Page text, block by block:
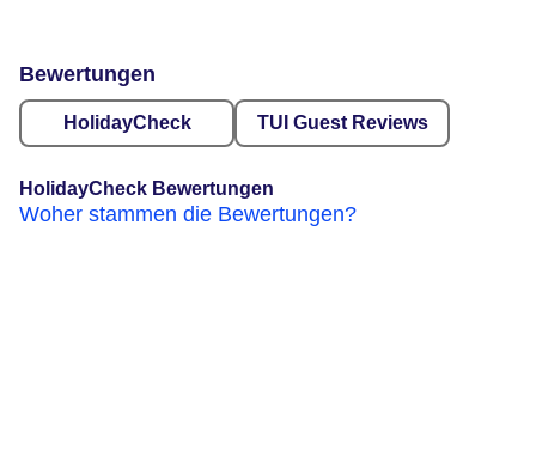
Bewertungen
HolidayCheck TUI Guest Reviews
HolidayCheck Bewertungen
Woher stammen die Bewertungen?